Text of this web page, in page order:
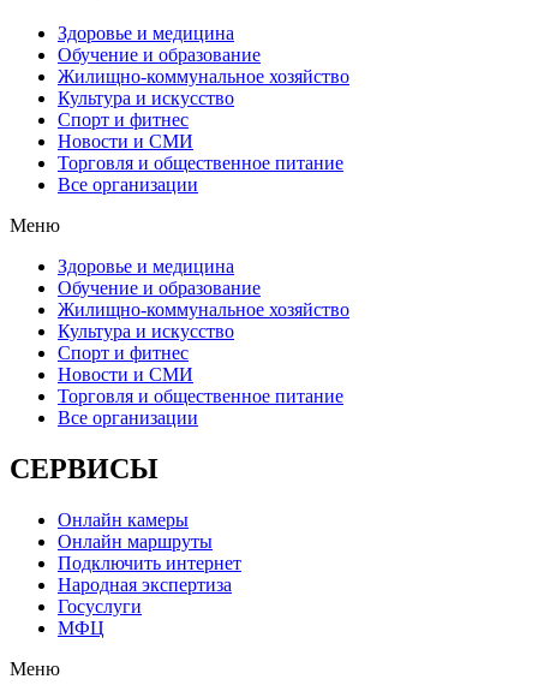
Здоровье и медицина
Обучение и образование
Жилищно-коммунальное хозяйство
Культура и искусство
Спорт и фитнес
Новости и СМИ
Торговля и общественное питание
Все организации
Меню
Здоровье и медицина
Обучение и образование
Жилищно-коммунальное хозяйство
Культура и искусство
Спорт и фитнес
Новости и СМИ
Торговля и общественное питание
Все организации
СЕРВИСЫ
Онлайн камеры
Онлайн маршруты
Подключить интернет
Народная экспертиза
Госуслуги
МФЦ
Меню